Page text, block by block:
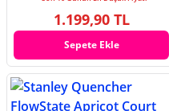
1.199,90 TL
Sepete Ekle